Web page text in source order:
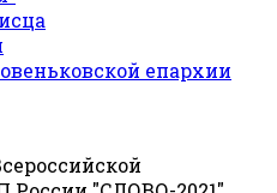
епархии